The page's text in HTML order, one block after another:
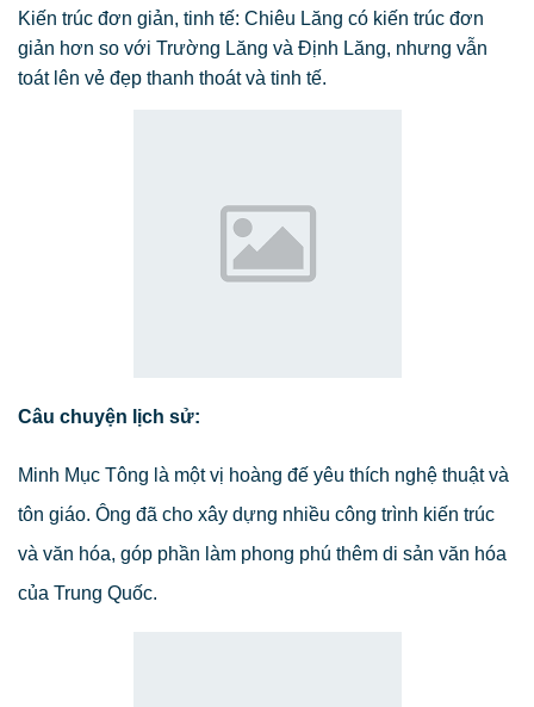
Kiến trúc đơn giản, tinh tế: Chiêu Lăng có kiến trúc đơn
giản hơn so với Trường Lăng và Định Lăng, nhưng vẫn
toát lên vẻ đẹp thanh thoát và tinh tế.
Câu chuyện lịch sử:
Minh Mục Tông là một vị hoàng đế yêu thích nghệ thuật và
tôn giáo. Ông đã cho xây dựng nhiều công trình kiến trúc
và văn hóa, góp phần làm phong phú thêm di sản văn hóa
của Trung Quốc.